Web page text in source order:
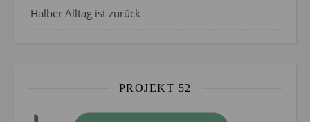
Halber Alltag ist zurück
PROJEKT 52